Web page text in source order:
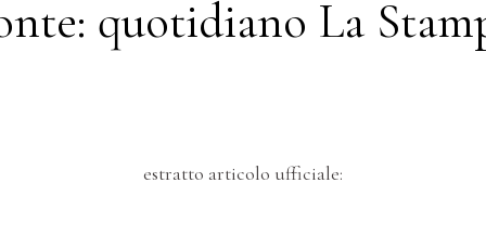
quotidiano La
estratto articolo ufficiale: